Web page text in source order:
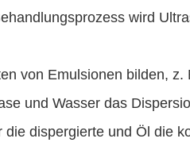
wird
von Emulsionen bilden, z.
und Wasser das
dispergierte und Öl die